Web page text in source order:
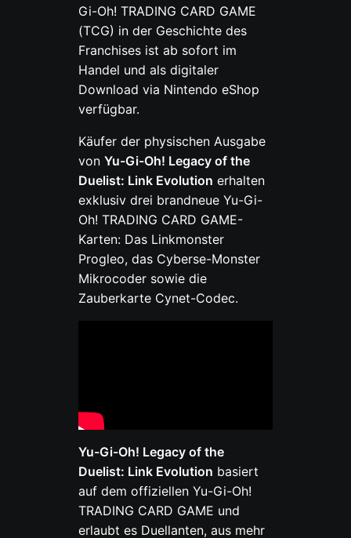
Gi-Oh! TRADING CARD GAME
(TCG) in der Geschichte des
Franchises ist ab sofort im
Handel und als digitaler
Download via Nintendo eShop
verfügbar.
Käufer der physischen Ausgabe
vonYu-Gi-Oh! Legacy of the
Duelist: Link Evolution erhalten
exklusiv drei brandneue Yu-Gi-
Oh! TRADING CARD GAME-
Karten: Das Linkmonster
Progleo, das Cyberse-Monster
Mikrocoder sowie die
Zauberkarte Cynet-Codec.
Yu-Gi-Oh! Legacy of the
Duelist: Link Evolution basiert
auf dem offiziellen Yu-Gi-Oh!
TRADING CARD GAME und
erlaubt es Duellanten, aus mehr